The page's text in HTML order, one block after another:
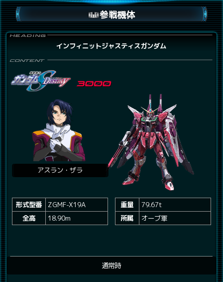
参戦機体
インフィニットジャスティスガンダム
アスラン・ザラ
形式型番
ZGMF-X19A
全高
18.90m
重量
79.67t
所属
オーブ軍
通常時